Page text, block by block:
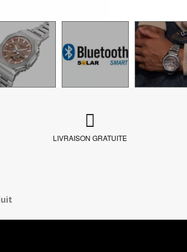
LIVRAISON GRATUITE